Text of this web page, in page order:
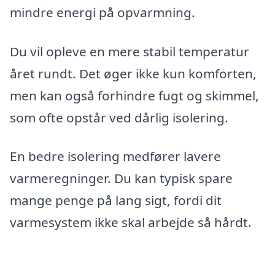
mindre energi på opvarmning.
Du vil opleve en mere stabil temperatur
året rundt. Det øger ikke kun komforten,
men kan også forhindre fugt og skimmel,
som ofte opstår ved dårlig isolering.
En bedre isolering medfører lavere
varmeregninger. Du kan typisk spare
mange penge på lang sigt, fordi dit
varmesystem ikke skal arbejde så hårdt.